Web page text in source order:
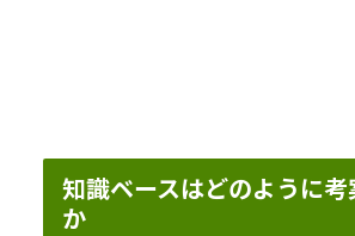
知識ベースはどのように
か